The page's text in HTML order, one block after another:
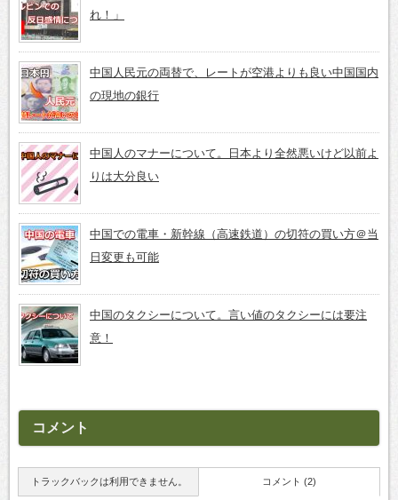
れ！」
中国人民元の両替で、レートが空港よりも良い中国国内
の現地の銀行
中国人のマナーについて。日本より全然悪いけど以前よ
りは大分良い
中国での電車・新幹線（高速鉄道）の切符の買い方＠当
日変更も可能
中国のタクシーについて。言い値のタクシーには要注
意！
コメント
トラックバックは利用できません。 コメント (2)